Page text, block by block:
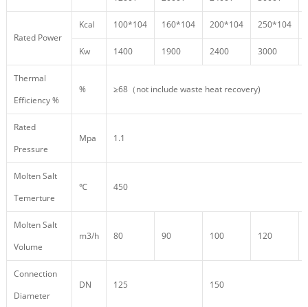
Rated Power
Kcal 100*104 160*104 200*104 250*104
Kw 1400 1900 2400 3000
Thermal
Efficiency %
% ≥68（not include waste heat recovery)
Rated
Pressure
Mpa 1.1
Molten Salt
Temerture
℃ 450
Molten Salt
Volume
m3/h 80 90 100 120
Connection
Diameter
DN 125 150